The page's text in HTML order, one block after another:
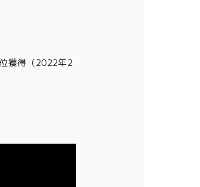
獲得 （2022年2